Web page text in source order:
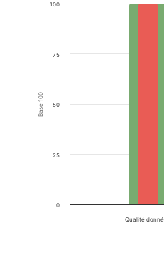
Base 100
Qualité
0
25
50
75
100